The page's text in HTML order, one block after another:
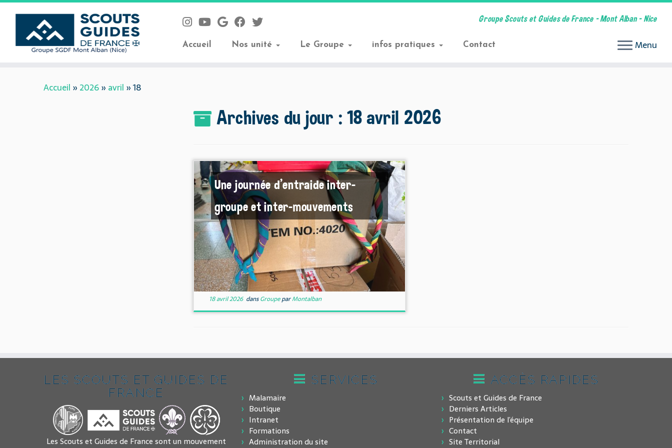
Groupe Scouts et Guides de France – Mont Alban – Nice
Menu
Accueil Nos unité Le Groupe infos pratiques Contact
Accueil » 2026» avril »18
Archives du jour :18 avril 2026
Une journée d’entraide inter-
groupe et inter-mouvements
18 avril 2026dansGroupeparMontalban
LES SCOUTS ET GUIDES DE
FRANCE
Les Scouts et Guides de France sont un mouvement
SERVICES
Malamaire
Boutique
Intranet
Formations
Administration du site
ACCÈS RAPIDES
Scouts et Guides de France
Derniers Articles
Présentation de l’équipe
Contact
Site Territorial